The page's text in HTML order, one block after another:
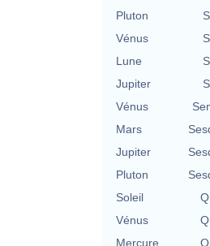
Pluton
Vénus
Lune
Jupiter
Vénus
Mars
Jupiter
Pluton
Soleil
Vénus
Mercure